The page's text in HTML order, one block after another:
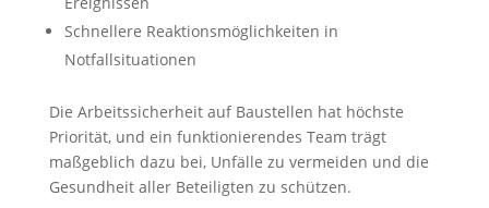
Schnellere Reaktionsmöglichkeiten in
Notfallsituationen
Die Arbeitssicherheit auf Baustellen hat höchste
Priorität, und ein funktionierendes Team trägt
maßgeblich dazu bei, Unfälle zu vermeiden und die
Gesundheit aller Beteiligten zu schützen.